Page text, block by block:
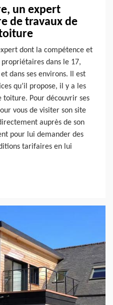
un expert
de travaux de
dont la compétence et
dans le 17,
dans ses environs. Il est
qu’il propose, il y a les
toiture. Pour découvrir ses
vous de visiter son site
auprès de son
pour lui demander des
tarifaires en lui